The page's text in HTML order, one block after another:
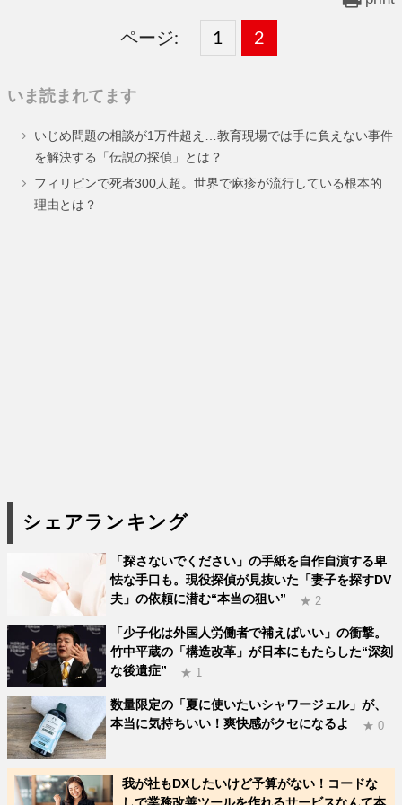
ページ:
固
ー
ジ
1 ,
固
ー
ジ
2
いま読まれてます
いじめ問題の相談が1万件超え…教育現場では手に負えない事件
を解決する「伝説の探偵」とは？
フィリピンで死者300人超。世界で麻疹が流行している根本的
理由とは？
シェアランキング
「探さないでください」の手紙を自作自演する卑
怯な手口も。現役探偵が見抜いた「妻子を探すDV
夫」の依頼に潜む“本当の狙い”
★ 2
「少子化は外国人労働者で補えばいい」の衝撃。
竹中平蔵の「構造改革」が日本にもたらした“深刻
な後遺症”
★ 1
数量限定の「夏に使いたいシャワージェル」が、
本当に気持ちいい！爽快感がクセになるよ
★ 0
我が社もDXしたいけど予算がない！コードな